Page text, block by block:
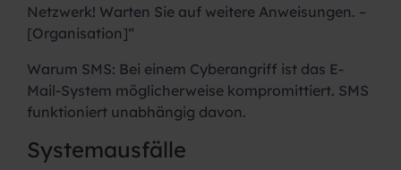
Netzwerk! Warten Sie auf weitere Anweisungen. –
[Organisation]“
Warum SMS: Bei einem Cyberangriff ist das E-
Mail-System möglicherweise kompromittiert. SMS
funktioniert unabhängig davon.
Systemausfälle